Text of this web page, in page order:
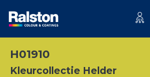
H01910
Kleurcollectie Helder